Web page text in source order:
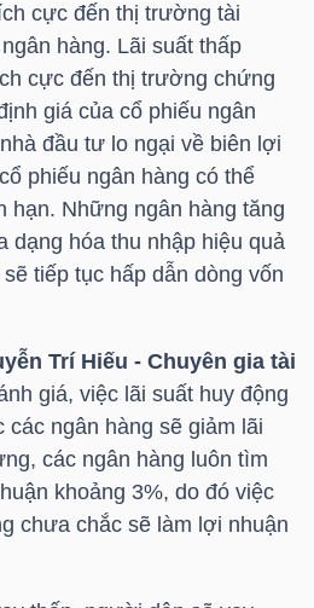
cực đến thị trường tài
hàng. Lãi suất thấp
cực đến thị trường chứng
giá của cổ phiếu ngân
đầu tư lo ngại về biên lợi
phiếu ngân hàng có thể
hạn. Những ngân hàng tăng
dạng hóa thu nhập hiệu quả
tiếp tục hấp dẫn dòng vốn
Trí Hiếu - Chuyên gia tài
giá, việc lãi suất huy động
ngân hàng sẽ giảm lãi
các ngân hàng luôn tìm
khoảng 3%, do đó việc
chưa chắc sẽ làm lợi nhuận
Chỉ số Chứng chỉ quỹ Chứng
Người liên quan Cổ đông lớn